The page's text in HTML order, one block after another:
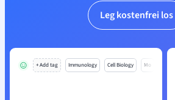
Leg kostenfrei los
+ Add tag Immunology Cell Biology Mo